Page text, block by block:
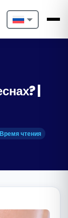
Nederlands
Français
Português
|
Время чтения